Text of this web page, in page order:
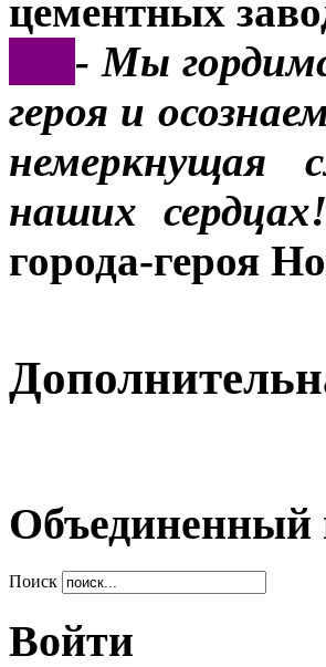
цементных
- Мы
героя и
немеркнущая
наших сердцах!
города-героя
Объединенный
Поиск
Войти